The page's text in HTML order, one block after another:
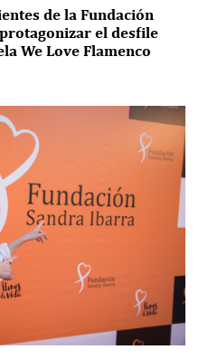
de la Fundación
el desfile
We Love Flamenco